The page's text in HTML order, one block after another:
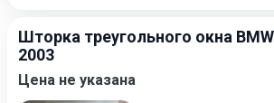
Шторка треугольного окна
2003
Цена не указана